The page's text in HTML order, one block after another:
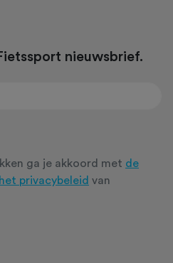
nieuwsbrief.
ga je akkoord met de
het privacybeleid van